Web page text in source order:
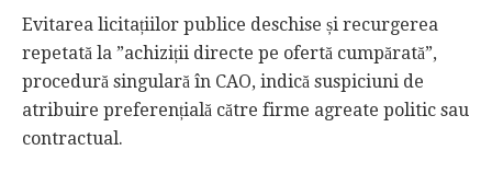
Evitarea licitațiilor publice deschise și recurgerea
repetată la ”achiziții directe pe ofertă cumpărată”,
procedură singulară în CAO, indică suspiciuni de
atribuire preferențială către firme agreate politic sau
contractual.